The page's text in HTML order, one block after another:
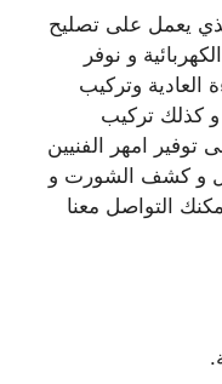
يعمل على تصليح
و نوفر
وتركيب
و كذلك تركيب
توفير امهر الفنيين
و كشف الشورت و
التواصل معنا